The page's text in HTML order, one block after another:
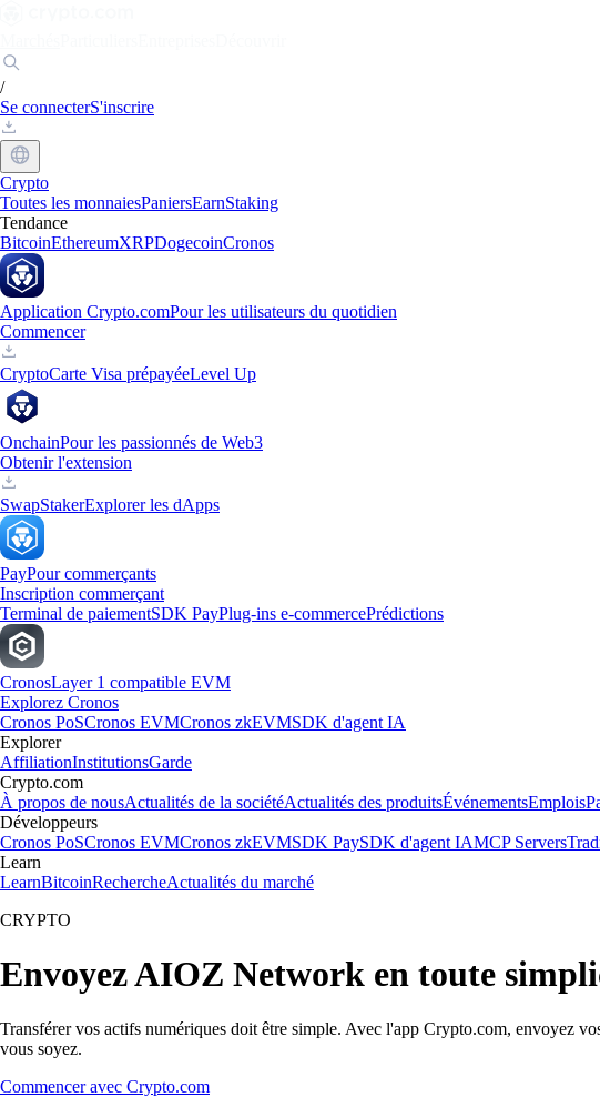
/
Se connecterS'inscrire
Crypto
Toutes les monnaiesPaniersEarnStaking
Tendance
BitcoinEthereumXRPDogecoinCronos
Application Crypto.comPour les utilisateurs du quotidien
Commencer
CryptoCarte Visa prépayéeLevel Up
OnchainPour les passionnés de Web3
Obtenir l'extension
SwapStakerExplorer les dApps
PayPour commerçants
Inscription commerçant
Terminal de paiementSDK PayPlug-ins e-commercePrédictions
CronosLayer 1 compatible EVM
Explorez Cronos
Cronos PoSCronos EVMCronos zkEVMSDK d'agent IA
Explorer
AffiliationInstitutionsGarde
Crypto.com
À propos de nousActualités de la sociétéActualités des produitsÉvénementsEmplois
Développeurs
Cronos PoSCronos EVMCronos zkEVMSDK PaySDK d'agent IAMCP Servers
Learn
LearnBitcoinRechercheActualités du marché
CRYPTO
Envoyez AIOZ Network en toute
Transférer vos actifs numériques doit être simple. Avec l'app Crypto.com, envoyez
vous soyez.
Commencer avec Crypto.com